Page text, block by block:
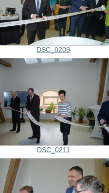
DSC_0209
DSC_0211